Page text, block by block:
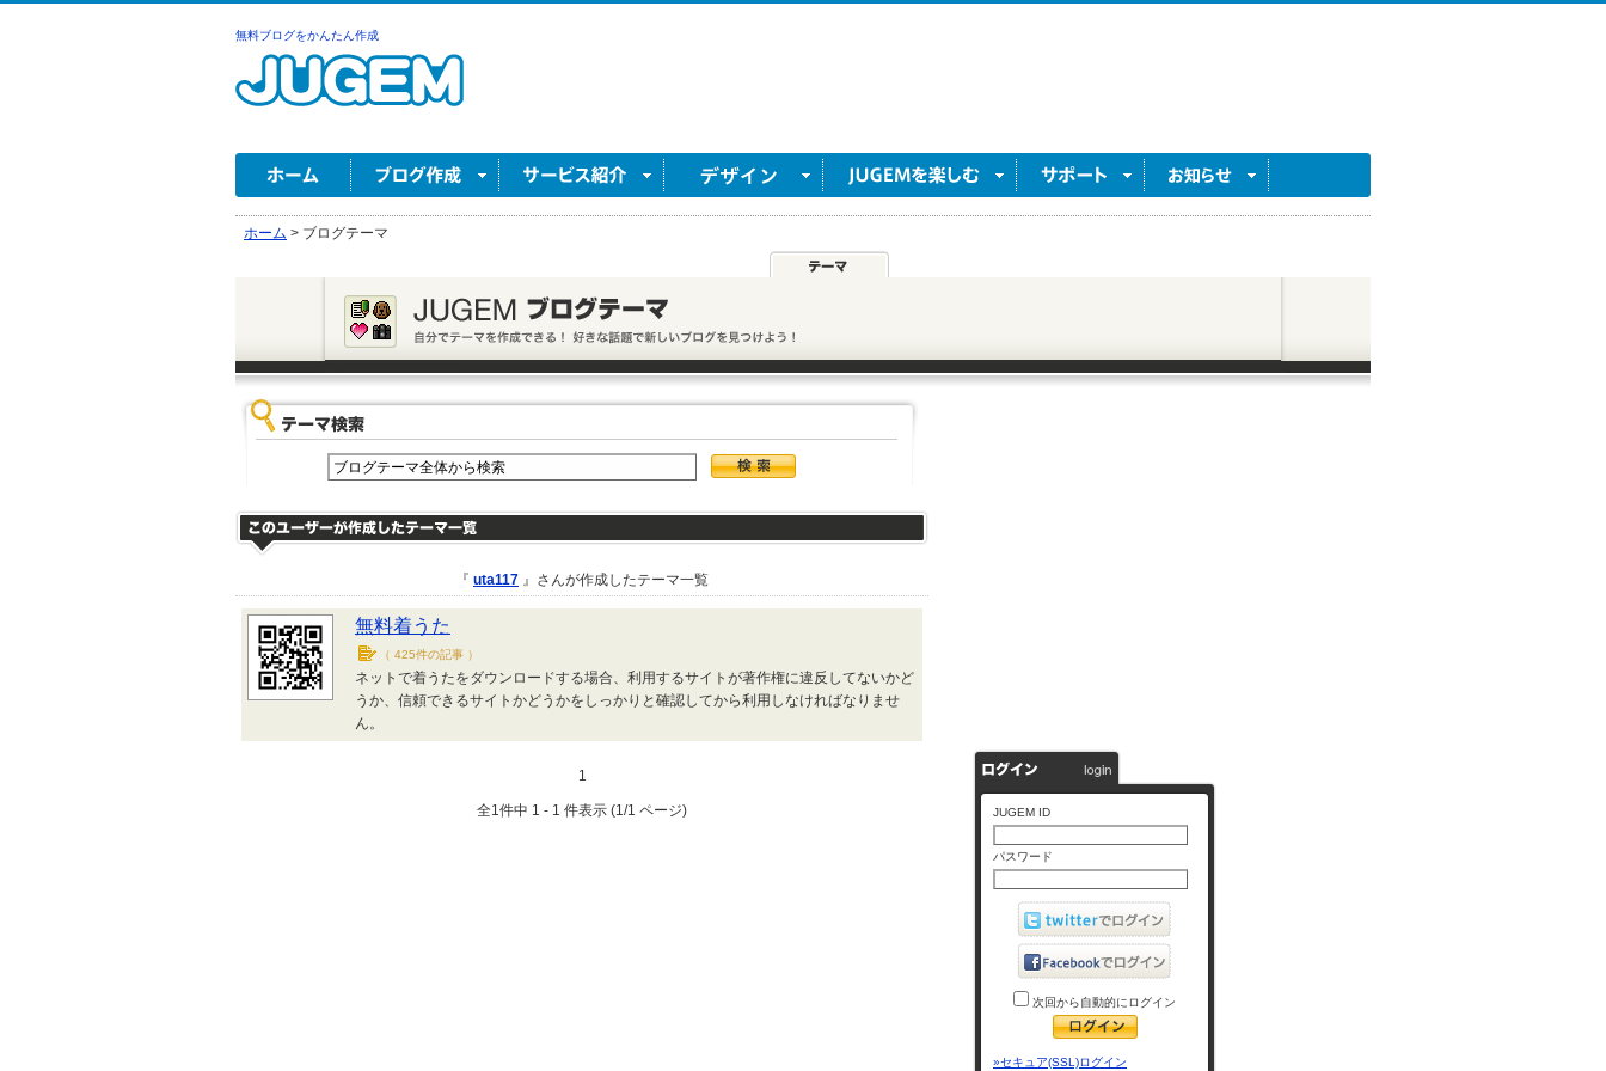
無料ブログをかんたん作成
ホーム > ブログテーマ
『 uta117 』さんが作成したテーマ一覧
無料着うた
（ 425件の記事 ）
ネットで着うたをダウンロードする場合、利用するサイトが著作権に違反してないかど
うか、信頼できるサイトかどうかをしっかりと確認してから利用しなければなりませ
ん。
1
全1件中 1 - 1 件表示 (1/1 ページ) JUGEM ID
パスワード
次回から自動的にログイン
»セキュア(SSL)ログイン